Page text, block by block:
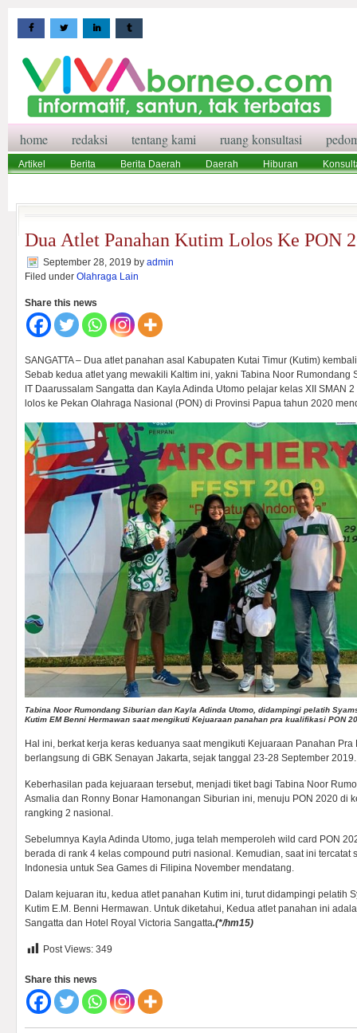
home redaksi tentang kami ruang konsultasi
Artikel Berita Berita Daerah Daerah Hiburan
Dua Atlet Panahan Kutim Lolos Ke PON
September 28, 2019 by admin
Filed under Olahraga Lain
Share this news
SANGATTA – Dua atlet panahan asal Kabupaten Kutai Timur (Kutim)
Sebab kedua atlet yang mewakili Kaltim ini, yakni Tabina Noor Rumondang
IT Daarussalam Sangatta dan Kayla Adinda Utomo pelajar kelas XII SMAN
lolos ke Pekan Olahraga Nasional (PON) di Provinsi Papua tahun 2020
Tabina Noor Rumondang Siburian dan Kayla Adinda Utomo, didampingi pelatih
Kutim EM Benni Hermawan saat mengikuti Kejuaraan panahan pra kualifikasi PON
Hal ini, berkat kerja keras keduanya saat mengikuti Kejuaraan Panahan
berlangsung di GBK Senayan Jakarta, sejak tanggal 23-28 September 2019.
Keberhasilan pada kejuaraan tersebut, menjadi tiket bagi Tabina Noor
Asmalia dan Ronny Bonar Hamonangan Siburian ini, menuju PON 2020 di
rangking 2 nasional.
Sebelumnya Kayla Adinda Utomo, juga telah memperoleh wild card PON
berada di rank 4 kelas compound putri nasional. Kemudian, saat ini tercatat
Indonesia untuk Sea Games di Filipina November mendatang.
Dalam kejuaran itu, kedua atlet panahan Kutim ini, turut didampingi pelatih
Kutim E.M. Benni Hermawan. Untuk diketahui, Kedua atlet panahan ini
Sangatta dan Hotel Royal Victoria Sangatta.(*/hm15)
Post Views: 349
Share this news